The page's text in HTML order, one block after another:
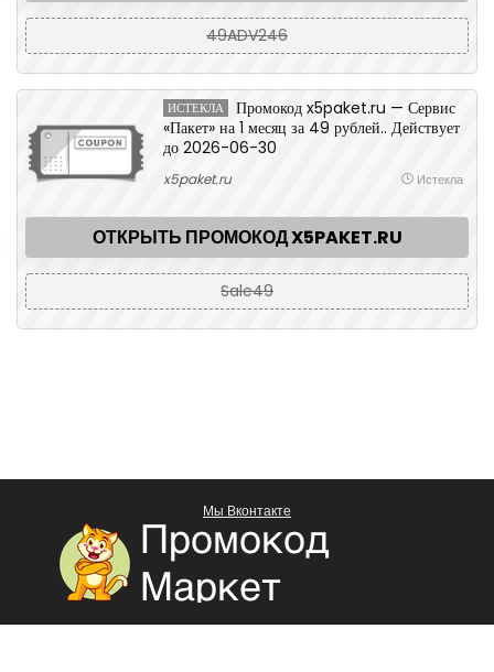
49ADV246
ИСТЕКЛА
Промокод x5paket.ru — Сервис
«Пакет» на 1 месяц за 49 рублей.. Действует
до 2026-06-30
x5paket.ru Истекла
ОТКРЫТЬ ПРОМОКОД X5PAKET.RU
Sale49
Мы Вконтакте